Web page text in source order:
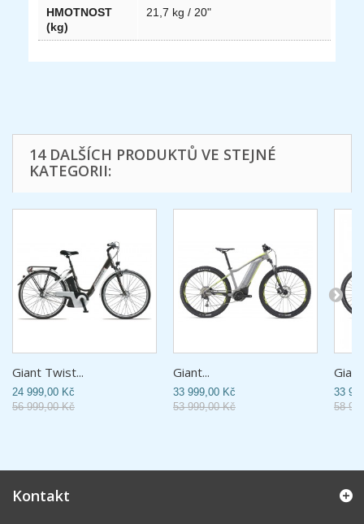
HMOTNOST
(kg)
21,7 kg / 20"
14 DALŠÍCH PRODUKTŮ VE STEJNÉ
KATEGORII:
Giant Twist...
24 999,00 Kč
56 999,00 Kč
Giant...
33 999,00 Kč
53 999,00 Kč
33
58
Kontakt